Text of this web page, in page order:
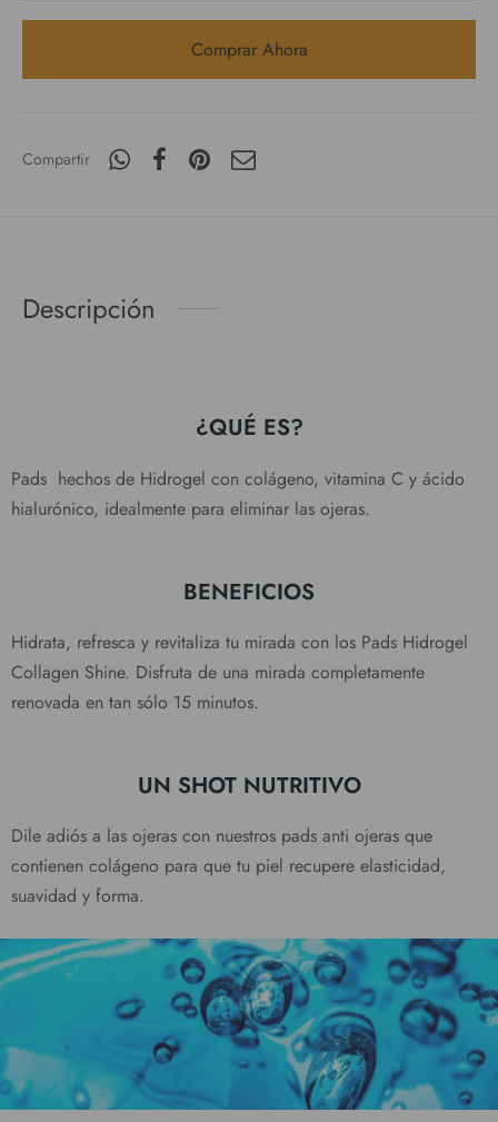
Comprar Ahora
Compartir
Descripción
¿QUÉ ES?
Pads hechos de Hidrogel con colágeno, vitamina C y ácido
hialurónico, idealmente para eliminar las ojeras.
BENEFICIOS
Hidrata, refresca y revitaliza tu mirada con los Pads Hidrogel
Collagen Shine. Disfruta de una mirada completamente
renovada en tan sólo 15 minutos.
UN SHOT NUTRITIVO
Dile adiós a las ojeras con nuestros pads anti ojeras que
contienen colágeno para que tu piel recupere elasticidad,
suavidad y forma.